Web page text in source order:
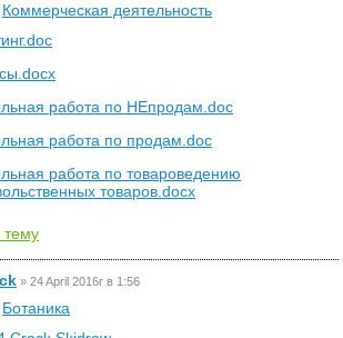
Коммерческая деятельность
работа по НЕпродам.doc
работа по продам.doc
работа по товароведению
товаров.docx
тему
» 24 April 2016г в 1:56
Ботаника